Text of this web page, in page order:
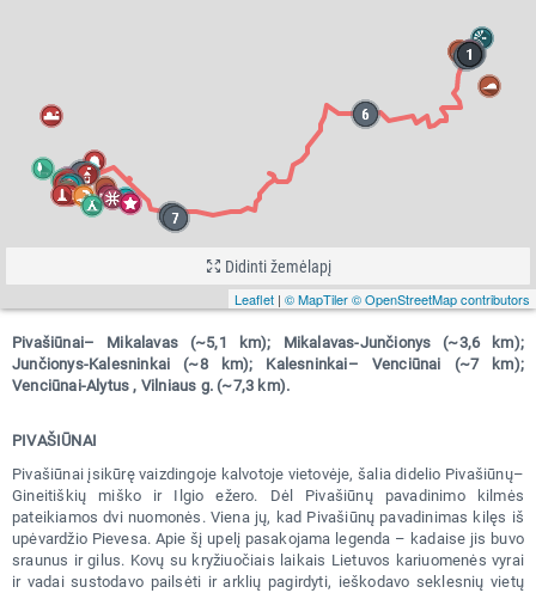
Leaflet | © MapTiler© OpenStreetMap contributors
Didinti žemėlapį
Pivašiūnai– Mikalavas (~5,1 km); Mikalavas-Junčionys (~3,6 km);
Junčionys-Kalesninkai (~8 km); Kalesninkai– Venciūnai (~7 km);
Venciūnai-Alytus , Vilniaus g. (~7,3 km).
PIVAŠIŪNAI
Pivašiūnai įsikūrę vaizdingoje kalvotoje vietovėje, šalia didelio Pivašiūnų–
Gineitiškių miško ir Ilgio ežero. Dėl Pivašiūnų pavadinimo kilmės
pateikiamos dvi nuomonės. Viena jų, kad Pivašiūnų pavadinimas kilęs iš
upėvardžio Pievesa. Apie šį upelį pasakojama legenda – kadaise jis buvo
sraunus ir gilus. Kovų su kryžiuočiais laikais Lietuvos kariuomenės vyrai
ir vadai sustodavo pailsėti ir arklių pagirdyti, ieškodavo seklesnių vietų